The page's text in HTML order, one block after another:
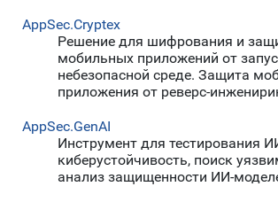
AppSec.Cryptex
Решение для шифрования и
мобильных приложений от
небезопасной среде. Защита
приложения от реверс-
AppSec.GenAI
Инструмент для тестирования
киберустойчивость, поиск
анализ защищенности ИИ-